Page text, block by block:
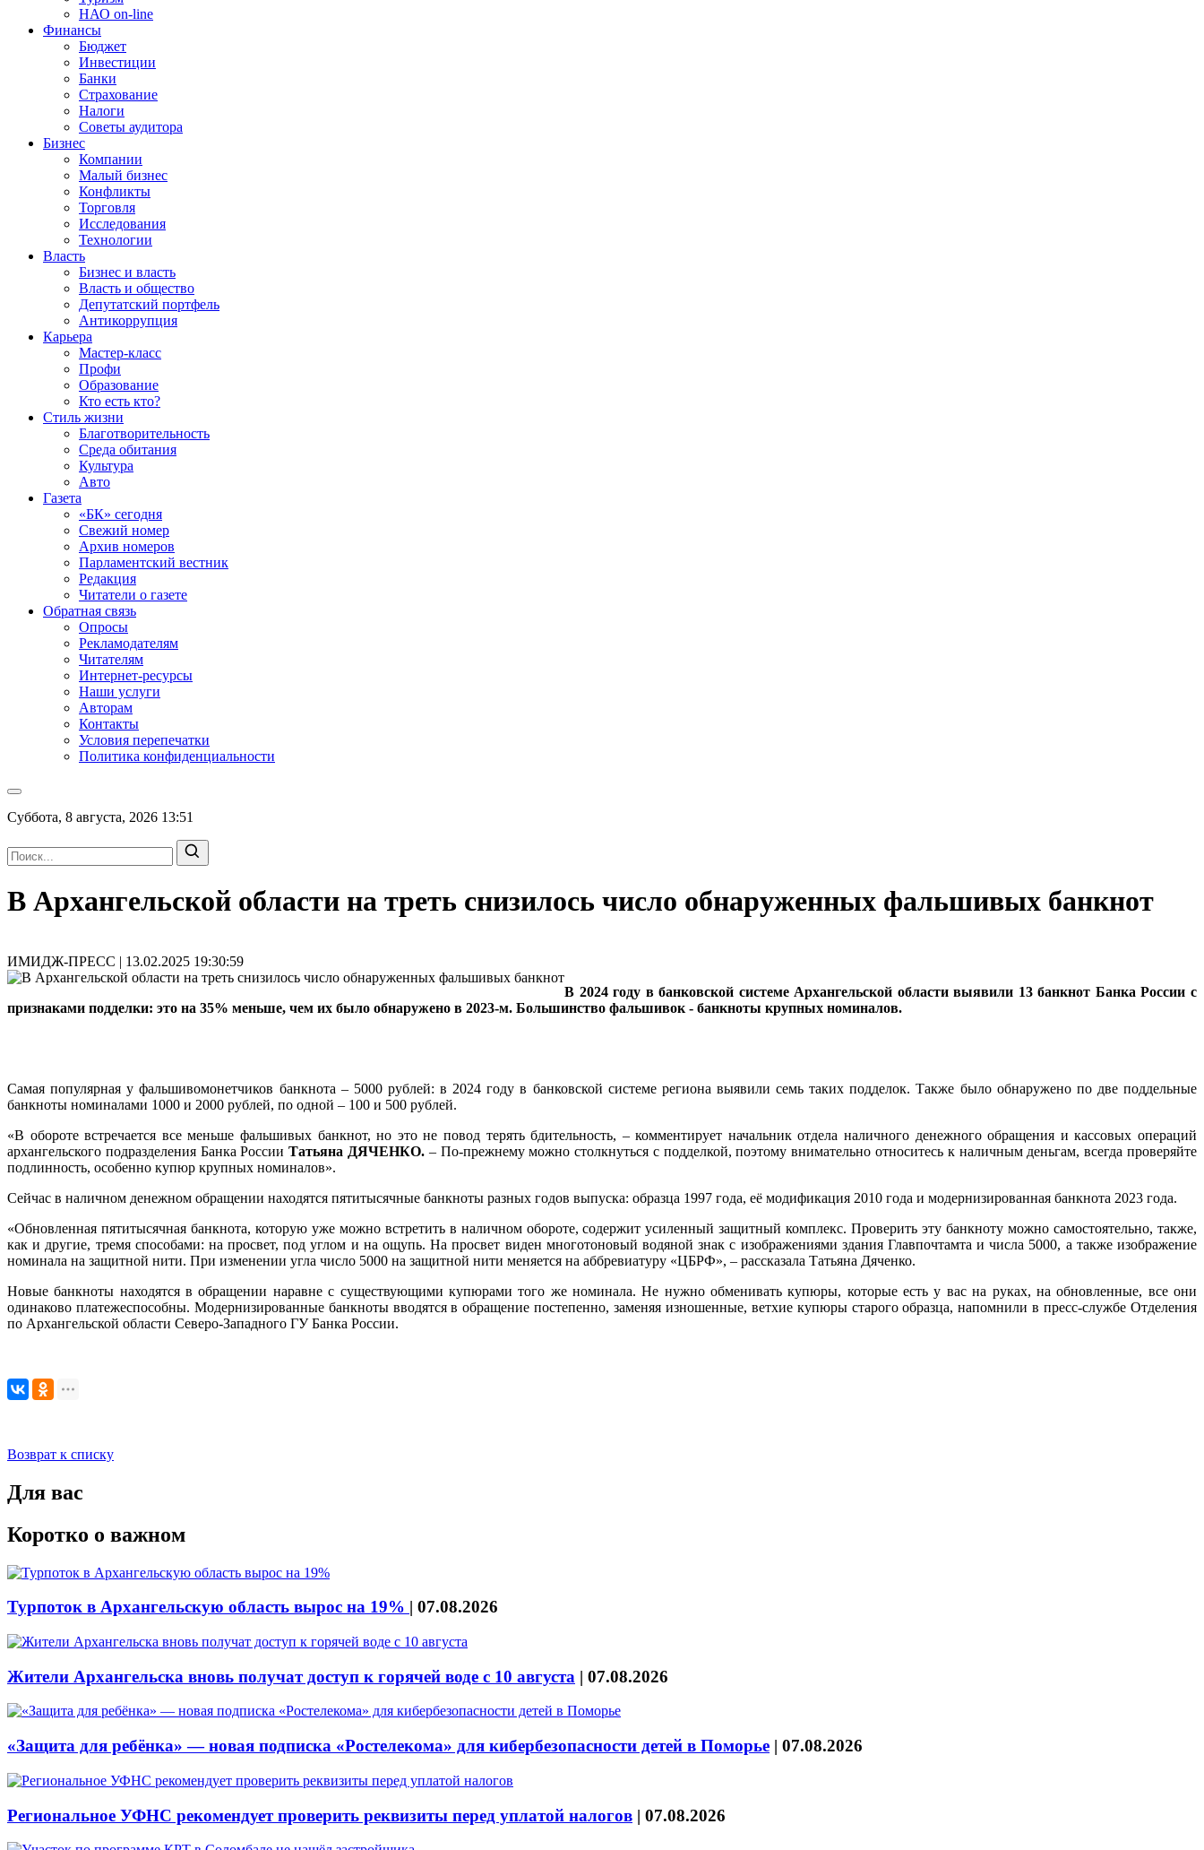
НАО on-line
Финансы
Бюджет
Инвестиции
Банки
Страхование
Налоги
Советы аудитора
Бизнес
Компании
Малый бизнес
Конфликты
Торговля
Исследования
Технологии
Власть
Бизнес и власть
Власть и общество
Депутатский портфель
Антикоррупция
Карьера
Мастер-класс
Профи
Образование
Кто есть кто?
Стиль жизни
Благотворительность
Среда обитания
Культура
Авто
Газета
«БК» сегодня
Свежий номер
Архив номеров
Парламентский вестник
Редакция
Читатели о газете
Обратная связь
Опросы
Рекламодателям
Читателям
Интернет-ресурсы
Наши услуги
Авторам
Контакты
Условия перепечатки
Политика конфиденциальности
Суббота, 8 августа, 2026 13:51
В Архангельской области на треть снизилось число обнаруженных фальшивых банкнот
ИМИДЖ-ПРЕСС | 13.02.2025 19:30:59
В 2024 году в банковской системе Архангельской области выявили 13 банкнот Банка России с
признаками подделки: это на 35% меньше, чем их было обнаружено в 2023-м. Большинство фальшивок - банкноты крупных номиналов.
Самая популярная у фальшивомонетчиков банкнота – 5000 рублей: в 2024 году в банковской системе региона выявили семь таких подделок. Также было обнаружено по две поддельные
банкноты номиналами 1000 и 2000 рублей, по одной – 100 и 500 рублей.
«В обороте встречается все меньше фальшивых банкнот, но это не повод терять бдительность, – комментирует начальник отдела наличного денежного обращения и кассовых операций
архангельского подразделения Банка РоссииТатьяна ДЯЧЕНКО.– По-прежнему можно столкнуться с подделкой, поэтому внимательно относитесь к наличным деньгам, всегда проверяйте
подлинность, особенно купюр крупных номиналов».
Сейчас в наличном денежном обращении находятся пятитысячные банкноты разных годов выпуска: образца 1997 года, её модификация 2010 года и модернизированная банкнота 2023 года.
«Обновленная пятитысячная банкнота, которую уже можно встретить в наличном обороте, содержит усиленный защитный комплекс. Проверить эту банкноту можно самостоятельно, также,
как и другие, тремя способами: на просвет, под углом и на ощупь. На просвет виден многотоновый водяной знак с изображениями здания Главпочтамта и числа 5000, а также изображение
номинала на защитной нити. При изменении угла число 5000 на защитной нити меняется на аббревиатуру «ЦБРФ», – рассказала Татьяна Дяченко.
Новые банкноты находятся в обращении наравне с существующими купюрами того же номинала. Не нужно обменивать купюры, которые есть у вас на руках, на обновленные, все они
одинаково платежеспособны. Модернизированные банкноты вводятся в обращение постепенно, заменяя изношенные, ветхие купюры старого образца, напомнили в пресс-службе Отделения
по Архангельской области Северо-Западного ГУ Банка России.
Возврат к списку
Для вас
Коротко о важном
Турпоток в Архангельскую область вырос на 19% | 07.08.2026
Жители Архангельска вновь получат доступ к горячей воде с 10 августа | 07.08.2026
«Защита для ребёнка» — новая подписка «Ростелекома» для кибербезопасности детей в Поморье | 07.08.2026
Региональное УФНС рекомендует проверить реквизиты перед уплатой налогов | 07.08.2026